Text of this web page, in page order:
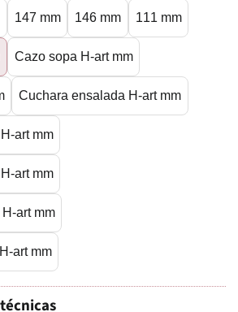
147 mm 146 mm 111 mm
Cazo sopa H-art mm
Cuchara ensalada H-art mm
art mm
art mm
art mm
art mm